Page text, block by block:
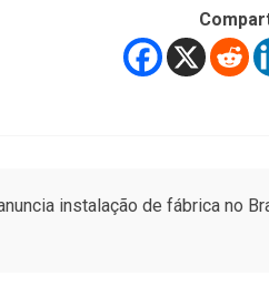
instalação de fábrica no